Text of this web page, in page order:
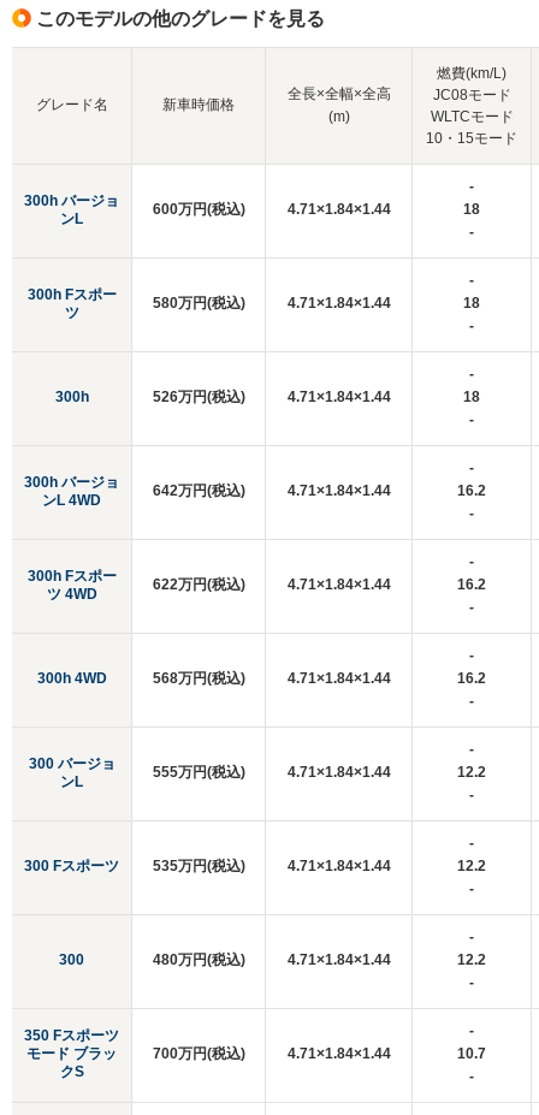
このモデルの他のグレードを見る
グレード名
300h バージョ
ンL
300h Fスポー
ツ
300h
300h バージョ
ンL 4WD
300h Fスポー
ツ 4WD
300h 4WD
300 バージョ
ンL
300 Fスポーツ
300
350 Fスポーツ
モード ブラッ
クS
新車時価格
全長×全幅×全高
(m)
燃費(km/L)
JC08モード
WLTCモード
10・15モード
600万円(税込) 4.71×1.84×1.44
-
18
-
580万円(税込) 4.71×1.84×1.44
-
18
-
526万円(税込) 4.71×1.84×1.44
-
18
-
642万円(税込) 4.71×1.84×1.44
-
16.2
-
622万円(税込) 4.71×1.84×1.44
-
16.2
-
568万円(税込) 4.71×1.84×1.44
-
16.2
-
555万円(税込) 4.71×1.84×1.44
-
12.2
-
535万円(税込) 4.71×1.84×1.44
-
12.2
-
480万円(税込) 4.71×1.84×1.44
-
12.2
-
700万円(税込) 4.71×1.84×1.44
-
10.7
-